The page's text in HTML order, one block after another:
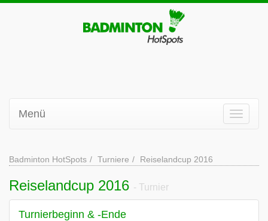
Menü
Badminton HotSpots Turniere Reiselandcup 2016
Reiselandcup 2016 - Turnier
Turnierbeginn & -Ende